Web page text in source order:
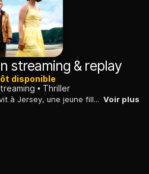
streaming & replay
disponible
Thriller
Alors qu'un tueur en série sévit à Jersey, une jeune fille défie sa mère en fréquentant un garçon d'origine modeste, qui a un casier judiciaire... Voir plus